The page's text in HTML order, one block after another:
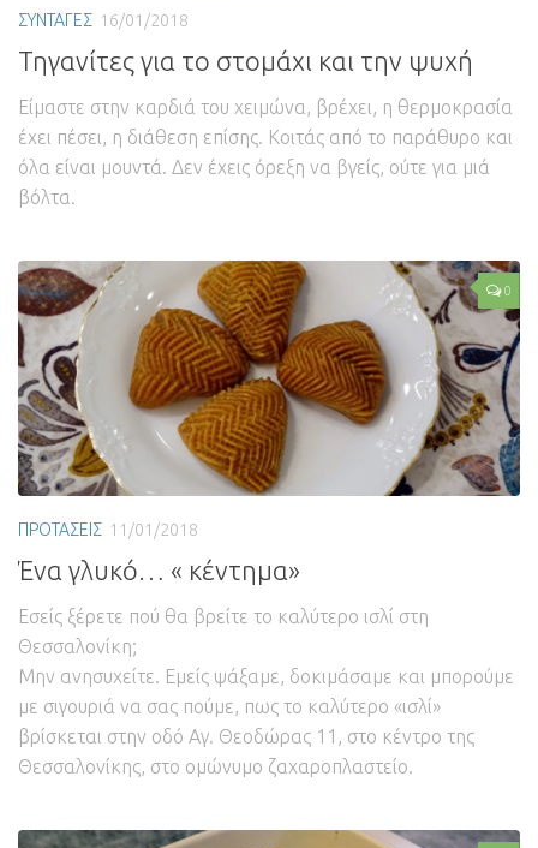
ΣΥΝΤΑΓΕΣ 16/01/2018
Τηγανίτες για το στομάχι και την ψυχή
Είμαστε στην καρδιά του χειμώνα, βρέχει, η θερμοκρασία
έχει πέσει, η διάθεση επίσης. Κοιτάς από το παράθυρο και
όλα είναι μουντά. Δεν έχεις όρεξη να βγείς, ούτε για μιά
βόλτα.
0
ΠΡΟΤΑΣΕΙΣ 11/01/2018
Ένα γλυκό… « κέντημα»
Εσείς ξέρετε πού θα βρείτε το καλύτερο ισλί στη
Θεσσαλονίκη;
Μην ανησυχείτε. Εμείς ψάξαμε, δοκιμάσαμε και μπορούμε
με σιγουριά να σας πούμε, πως το καλύτερο «ισλί»
βρίσκεται στην οδό Αγ. Θεοδώρας 11, στο κέντρο της
Θεσσαλονίκης, στο ομώνυμο ζαχαροπλαστείο.